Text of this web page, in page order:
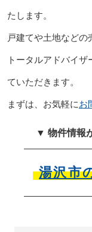
たします。
戸建てや土地など
トータルアドバイ
ていただきます。
まずは、お気軽にお
▼ 物件情報
湯沢市